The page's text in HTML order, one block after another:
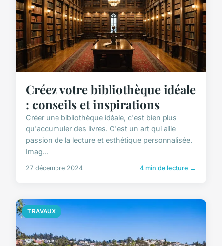
Créez votre bibliothèque idéale
: conseils et inspirations
Créer une bibliothèque idéale, c'est bien plus
qu'accumuler des livres. C'est un art qui allie
passion de la lecture et esthétique personnalisée.
Imag...
27 décembre 2024 4 min de lecture →
TRAVAUX